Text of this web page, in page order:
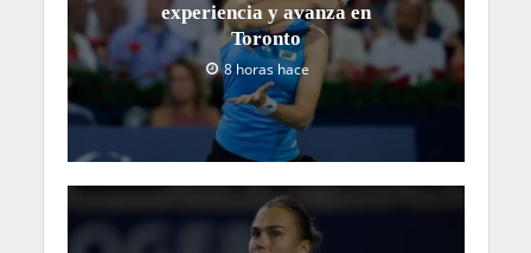
experiencia y avanza en
Toronto
8 horas hace